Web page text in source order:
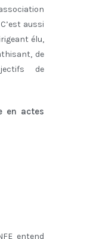
aussi
élu,
de
de
en actes
entend